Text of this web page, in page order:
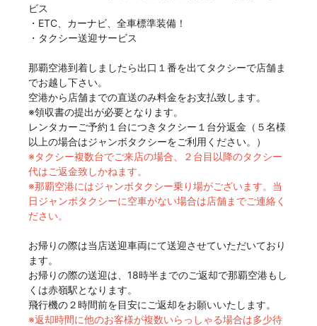
ビス
・ETC、カーナビ、全車標準装備！
・タクシー送迎サービス
那覇空港到着しましたら出口１番を出てタクシーで店舗ま
でお越し下さい。
空港から店舗までの直送のみ料金をお支払致します。
※領収書の提出が必要となります。
レンタカーご予約１台につきタクシー１台分返金（５名様
以上の場合はジャンボタクシーをご利用ください。）
※タクシー複数台でご来店の場合、２台目以降のタクシー
代はご返金致しかねます。
※那覇空港にはジャンボタクシー乗り場がございます。当
日ジャンボタクシーに空車がない場合は店舗までご連絡く
ださい。
お帰りの際は当店送迎車両にて送迎させていただいており
ます。
お帰りの際の送迎は、18時半までのご返却で那覇空港もし
くは赤嶺駅となります。
飛行機の２時間前を目安にご返却をお願いいたします。
※返却時間に他のお客様が複数いらっしゃる場合は多少待